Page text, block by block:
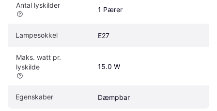
Antal lyskilder
1 Pærer
Lampesokkel E27
Maks. watt pr.
lyskilde
15.0 W
Egenskaber Dæmpbar